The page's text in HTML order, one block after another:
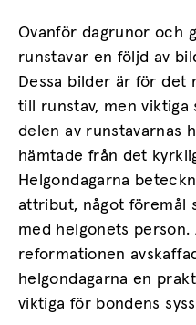
Ovanför dagrunor och
runstavar en följd av
Dessa bilder är för det
till runstav, men viktiga
delen av runstavarnas
hämtade från det
Helgondagarna
attribut, något föremål
med helgonets person.
reformationen
helgondagarna en
viktiga för bondens